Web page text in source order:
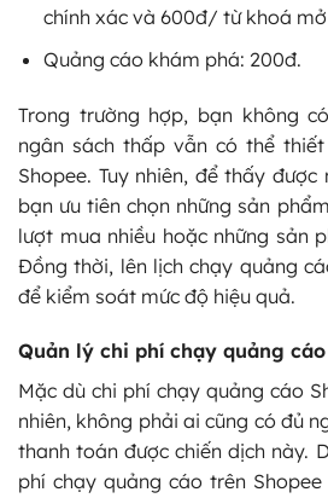
chính xác và 600đ/ từ khoá
Quảng cáo khám phá: 200đ.
Trong trường hợp, bạn không
ngân sách thấp vẫn có thể
Shopee. Tuy nhiên, để thấy
bạn ưu tiên chọn những sản
lượt mua nhiều hoặc những sản
Đồng thời, lên lịch chạy quảng
để kiểm soát mức độ hiệu quả.
Quản lý chi phí chạy quảng cáo
Mặc dù chi phí chạy quảng cáo
nhiên, không phải ai cũng có đủ
thanh toán được chiến dịch này.
phí chạy quảng cáo trên